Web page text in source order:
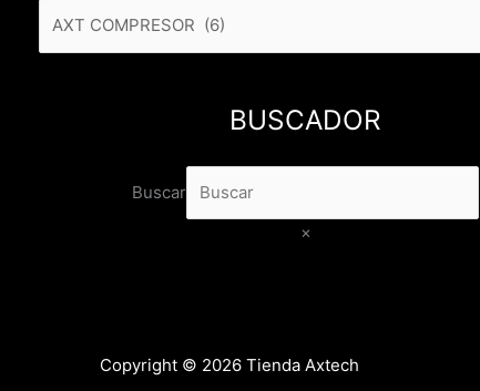
BUSCADOR
Buscar
×
Copyright © 2026 Tienda Axtech